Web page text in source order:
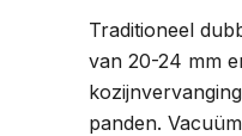
Traditioneel
van 20-24 mm
panden.